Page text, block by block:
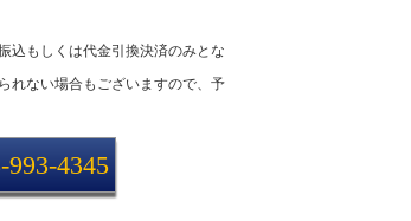
込もしくは代金引換決済のみとな
れない場合もございますので、予
993-4345